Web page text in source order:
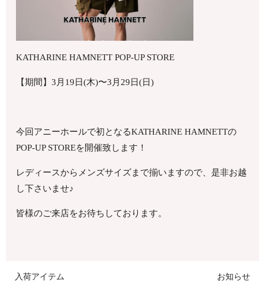
KATHARINE HAMNETT POP-UP STORE
【期間】3月19日(木)〜3月29日(日)
今回アニーホールで初となるKATHARINE HAMNETTの
POP-UP STOREを開催致します！
レディースからメンズサイズまで揃いますので、是非お越
し下さいませ♪
皆様のご来店をお待ちしております。
入荷アイテム お知らせ